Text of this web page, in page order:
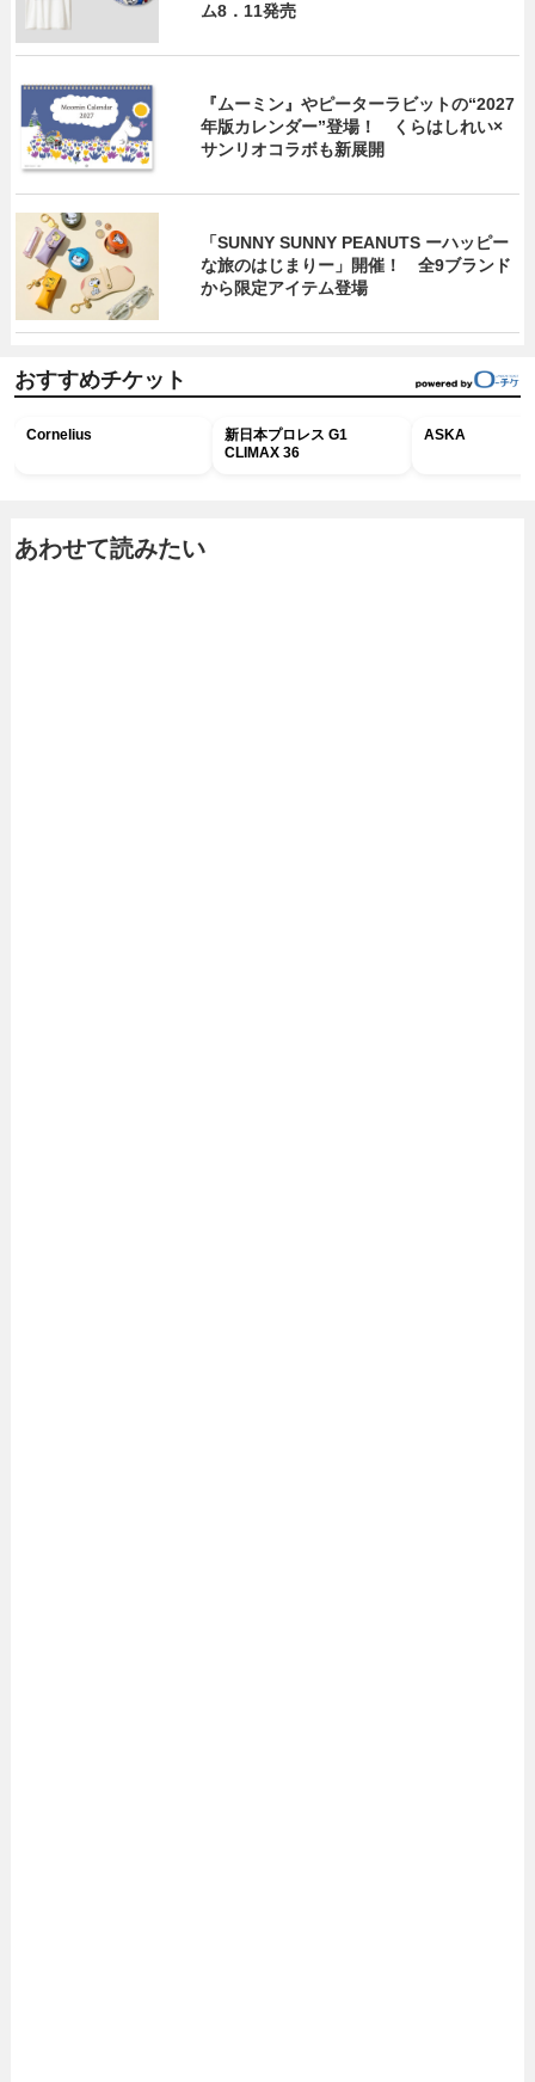
ム8．11発売
『ムーミン』やピーターラビットの“2027
年版カレンダー”登場！ くらはしれい×
サンリオコラボも新展開
「SUNNY SUNNY PEANUTS ーハッピー
な旅のはじまりー」開催！ 全9ブランド
から限定アイテム登場
おすすめチケット
Cornelius
新日本プロレス G1
CLIMAX 36
ASKA
あわせて読みたい